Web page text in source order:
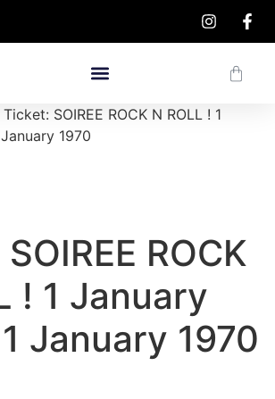
SOIREE ROCK N ROLL ! 1
1970
ROCK
! 1 January
January 1970